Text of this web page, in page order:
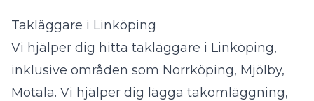
Takläggare i Linköping
Vi hjälper dig hitta takläggare i Linköping,
inklusive områden som Norrköping, Mjölby,
Motala. Vi hjälper dig lägga takomläggning,